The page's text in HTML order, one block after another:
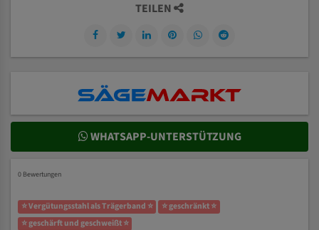
TEILEN
WHATSAPP-UNTERSTÜTZUNG
0 Bewertungen
⭐ Vergütungsstahl als Trägerband ⭐
⭐ geschränkt ⭐
⭐ geschärft und geschweißt ⭐